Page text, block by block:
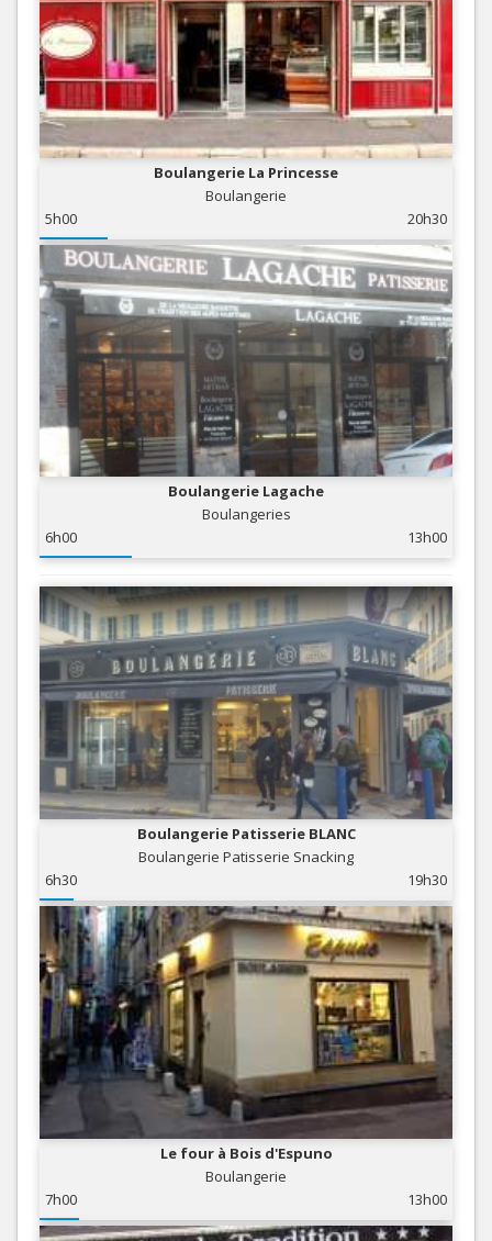
Boulangerie La Princesse
Boulangerie
5h00
20h30
Boulangerie Lagache
Boulangeries
6h00
13h00
Boulangerie Patisserie BLANC
Boulangerie Patisserie Snacking
6h30
19h30
Le four à Bois d'Espuno
Boulangerie
7h00
13h00